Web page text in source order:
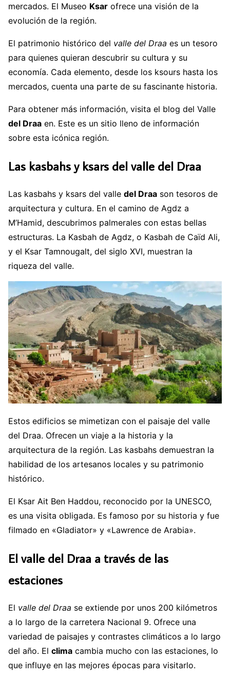
mercados. El Museo Ksar ofrece una visión de la
evolución de la región.
El patrimonio histórico del valle del Draa es un tesoro
para quienes quieran descubrir su cultura y su
economía. Cada elemento, desde los ksours hasta los
mercados, cuenta una parte de su fascinante historia.
Para obtener más información, visita el blog del Valle
del Draa en. Este es un sitio lleno de información
sobre esta icónica región.
Las kasbahs y ksars del valle del Draa
Las kasbahs y ksars del valle del Draa son tesoros de
arquitectura y cultura. En el camino de Agdz a
M’Hamid, descubrimos palmerales con estas bellas
estructuras. La Kasbah de Agdz, o Kasbah de Caïd Ali,
y el Ksar Tamnougalt, del siglo XVI, muestran la
riqueza del valle.
Estos edificios se mimetizan con el paisaje del valle
del Draa. Ofrecen un viaje a la historia y la
arquitectura de la región. Las kasbahs demuestran la
habilidad de los artesanos locales y su patrimonio
histórico.
El Ksar Ait Ben Haddou, reconocido por la UNESCO,
es una visita obligada. Es famoso por su historia y fue
filmado en «Gladiator» y «Lawrence de Arabia».
El valle del Draa a través de las
estaciones
El valle del Draa se extiende por unos 200 kilómetros
a lo largo de la carretera Nacional 9. Ofrece una
variedad de paisajes y contrastes climáticos a lo largo
del año. El clima cambia mucho con las estaciones, lo
que influye en las mejores épocas para visitarlo.